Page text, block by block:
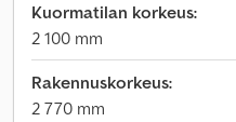
Kuormatilan korkeus:
2 100 mm
Rakennuskorkeus:
2 770 mm